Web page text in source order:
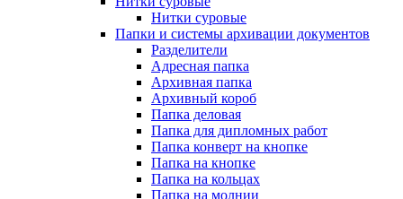
Нитки суровые
Папки и системы архивации документов
Разделители
Адресная папка
Архивная папка
Архивный короб
Папка деловая
Папка для дипломных работ
Папка конверт на кнопке
Папка на кнопке
Папка на кольцах
Папка на молнии